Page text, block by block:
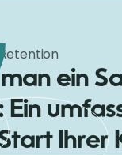
ein
Ein
Ihrer